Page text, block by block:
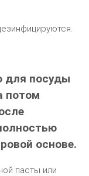
для посуды
потом
основе.
пасты или